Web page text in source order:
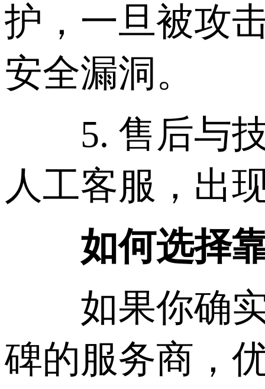
护，一旦被攻
安全漏洞。
5. 售后与技
人工客服，出
如何选择靠
如果你确实
碑的服务商，